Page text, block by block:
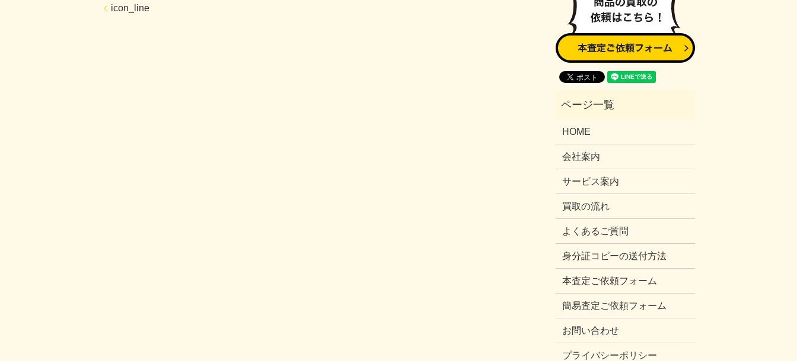
icon_line
HOME
会社案内
サービス案内
買取の流れ
よくあるご質問
身分証コピーの送付方法
本査定ご依頼フォーム
簡易査定ご依頼フォーム
お問い合わせ
プライバシーポリシー